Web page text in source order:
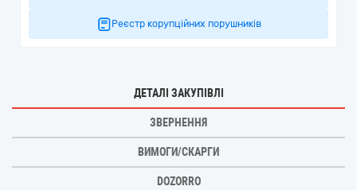
Реєстр корупційних порушників
ДЕТАЛІ ЗАКУПІВЛІ
ЗВЕРНЕННЯ
ВИМОГИ/СКАРГИ
DOZORRO